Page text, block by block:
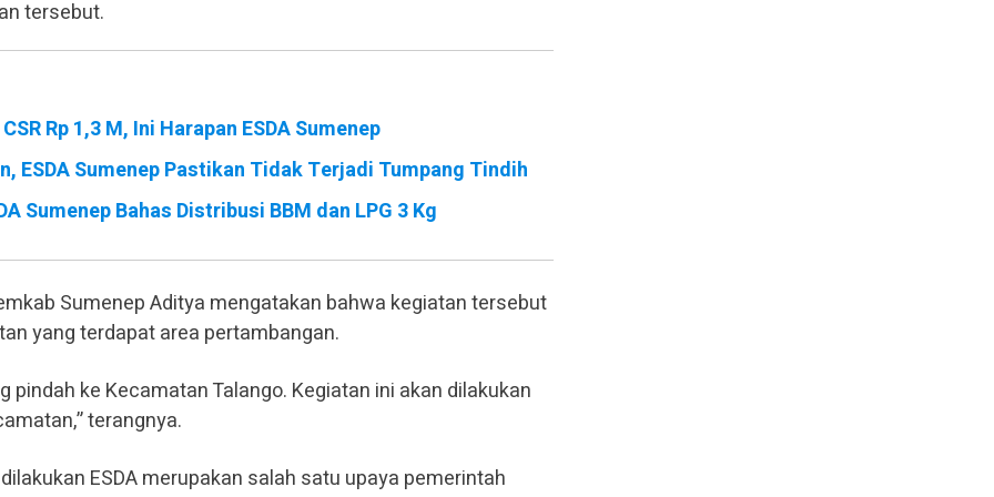
tersebut.
Rp 1,3 M, Ini Harapan ESDA Sumenep
ESDA Sumenep Pastikan Tidak Terjadi Tumpang Tindih
Sumenep Bahas Distribusi BBM dan LPG 3 Kg
Sumenep Aditya mengatakan bahwa kegiatan tersebut
yang terdapat area pertambangan.
pindah ke Kecamatan Talango. Kegiatan ini akan dilakukan
terangnya.
ESDA merupakan salah satu upaya pemerintah